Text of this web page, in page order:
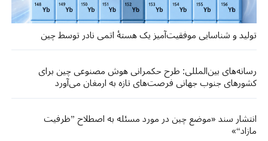
تولید و شناسایی موفقیت‌آمیز یک هستهٔ اتمی نادر توسط چین
رسانه‌های بین‌المللی: طرح حکمرانی هوش مصنوعی چین برای
کشورهای جنوب جهانی فرصت‌های تازه‌ به ارمغان می‌آورد
انتشار سند «موضع چین در مورد مسئله به اصطلاح ”ظرفیت
مازاد“»